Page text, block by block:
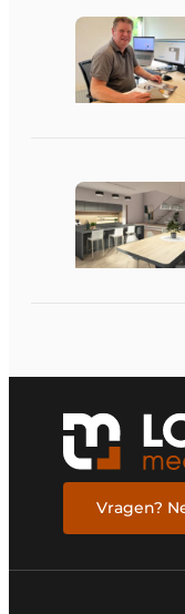
Vragen?